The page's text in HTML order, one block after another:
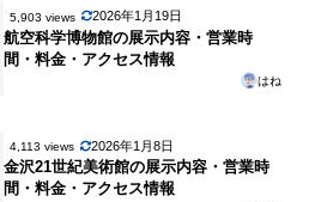
5,903 views 2026年1月19日
航空科学博物館の展示内容・営業時
間・料金・アクセス情報
はね
4,113 views 2026年1月8日
金沢21世紀美術館の展示内容・営業時
間・料金・アクセス情報